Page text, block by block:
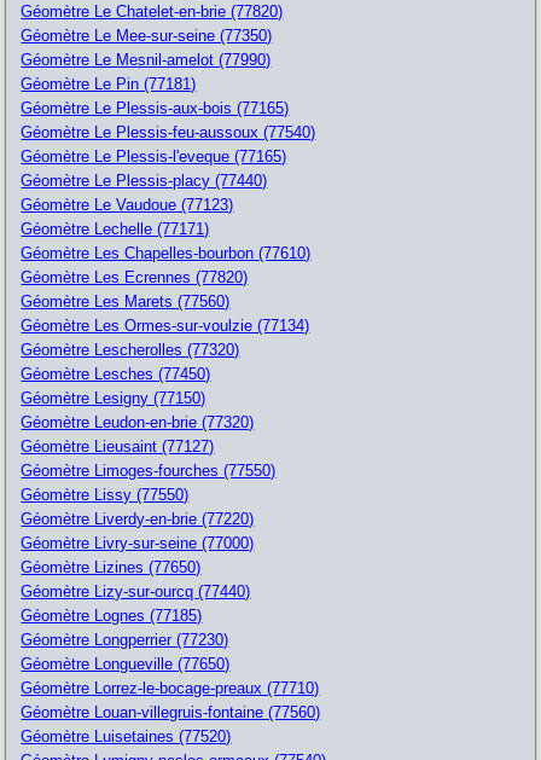
Géomètre Le Chatelet-en-brie (77820)
Géomètre Le Mee-sur-seine (77350)
Géomètre Le Mesnil-amelot (77990)
Géomètre Le Pin (77181)
Géomètre Le Plessis-aux-bois (77165)
Géomètre Le Plessis-feu-aussoux (77540)
Géomètre Le Plessis-l'eveque (77165)
Géomètre Le Plessis-placy (77440)
Géomètre Le Vaudoue (77123)
Géomètre Lechelle (77171)
Géomètre Les Chapelles-bourbon (77610)
Géomètre Les Ecrennes (77820)
Géomètre Les Marets (77560)
Géomètre Les Ormes-sur-voulzie (77134)
Géomètre Lescherolles (77320)
Géomètre Lesches (77450)
Géomètre Lesigny (77150)
Géomètre Leudon-en-brie (77320)
Géomètre Lieusaint (77127)
Géomètre Limoges-fourches (77550)
Géomètre Lissy (77550)
Géomètre Liverdy-en-brie (77220)
Géomètre Livry-sur-seine (77000)
Géomètre Lizines (77650)
Géomètre Lizy-sur-ourcq (77440)
Géomètre Lognes (77185)
Géomètre Longperrier (77230)
Géomètre Longueville (77650)
Géomètre Lorrez-le-bocage-preaux (77710)
Géomètre Louan-villegruis-fontaine (77560)
Géomètre Luisetaines (77520)